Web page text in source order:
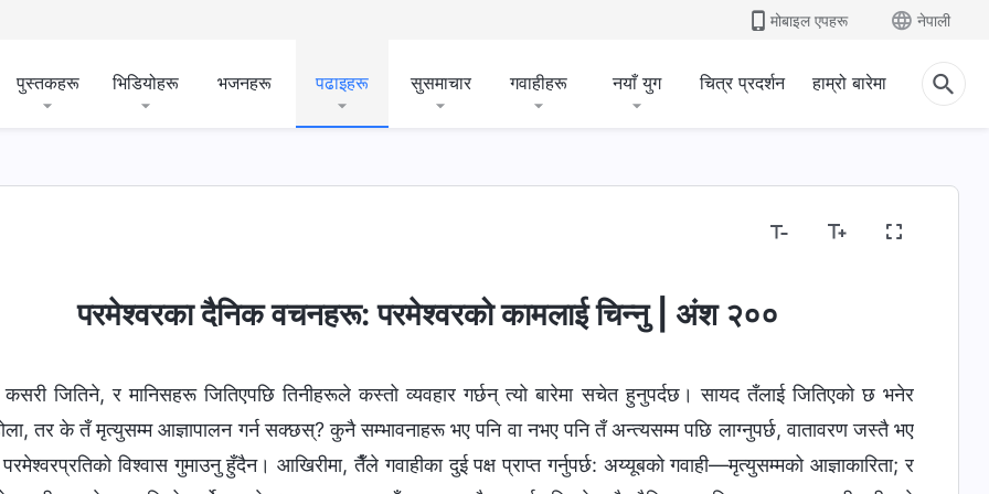
मोबाइल एपहरू नेपाली
पुस्तकहरू भिडियोहरू भजनहरू पढाइहरू सुसमाचार गवाहीहरू नयाँ युग चित्र प्रदर्शन हाम्रो बारेमा
जे छ र उहाँ जे हुनुहुन्छ
परमेश्‍वरका दैनिक वचनहरू: परमेश्‍वरको कामलाई चिन्‍नु | अंश २००
जितिने, र मानिसहरू जितिएपछि तिनीहरूले कस्तो व्यवहार गर्छन् त्यो बारेमा सचेत हुनुपर्दछ। सायद तँलाई जितिएको छ भनेर
तर के तँ मृत्युसम्म आज्ञापालन गर्न सक्छस्? कुनै सम्भावनाहरू भए पनि वा नभए पनि तँ अन्त्यसम्म पछि लाग्नुपर्छ, वातावरण जस्तै भए
विश्‍वास गुमाउनु हुँदैन। आखिरीमा, तैँले गवाहीका दुई पक्ष प्राप्त गर्नुपर्छ: अय्यूबको गवाही—मृत्युसम्मको आज्ञाकारिता; र